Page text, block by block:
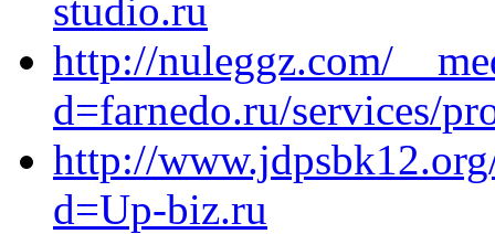
studio.ru
http://nuleggz.com/
d=farnedo.ru/services/
http://
d=Up-biz.ru